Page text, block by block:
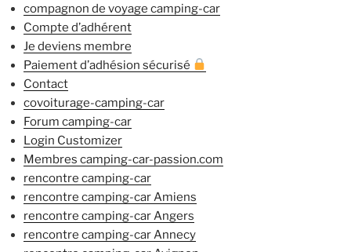
compagnon de voyage camping-car
Compte d’adhérent
Je deviens membre
Paiement d’adhésion sécurisé
Contact
covoiturage-camping-car
Forum camping-car
Login Customizer
Membres camping-car-passion.com
rencontre camping-car
rencontre camping-car Amiens
rencontre camping-car Angers
rencontre camping-car Annecy